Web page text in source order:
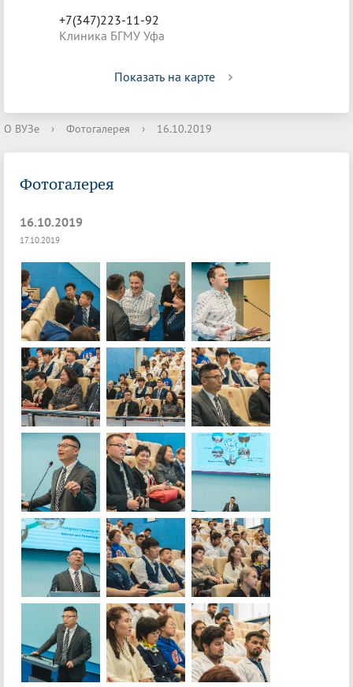
+7(347)223-11-92
Клиника БГМУ Уфа
Показать на карте
О ВУЗе › Фотогалерея › 16.10.2019
Фотогалерея
16.10.2019
17.10.2019